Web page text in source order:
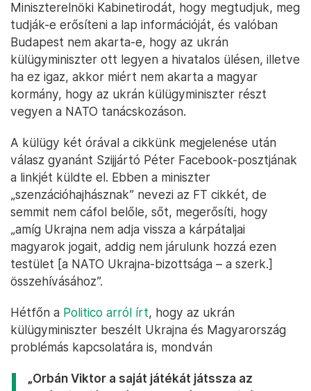
Miniszterelnöki Kabinetirodát, hogy megtudjuk, meg
tudják-e erősíteni a lap információját, és valóban
Budapest nem akarta-e, hogy az ukrán
külügyminiszter ott legyen a hivatalos ülésen, illetve
ha ez igaz, akkor miért nem akarta a magyar
kormány, hogy az ukrán külügyminiszter részt
vegyen a NATO tanácskozáson.
A külügy két órával a cikkünk megjelenése után
válasz gyanánt Szijjártó Péter Facebook-posztjának
a linkjét küldte el. Ebben a miniszter
„szenzációhajhásznak” nevezi az FT cikkét, de
semmit nem cáfol belőle, sőt, megerősíti, hogy
„amíg Ukrajna nem adja vissza a kárpátaljai
magyarok jogait, addig nem járulunk hozzá ezen
testület [a NATO Ukrajna-bizottsága – a szerk.]
összehívásához”.
Hétfőn a Politico arról írt, hogy az ukrán
külügyminiszter beszélt Ukrajna és Magyarország
problémás kapcsolatára is, mondván
„Orbán Viktor a saját játékát játssza az